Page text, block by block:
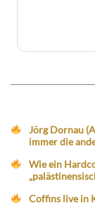
Jörg Dornau
immer die
Wie ein
Coffins live in